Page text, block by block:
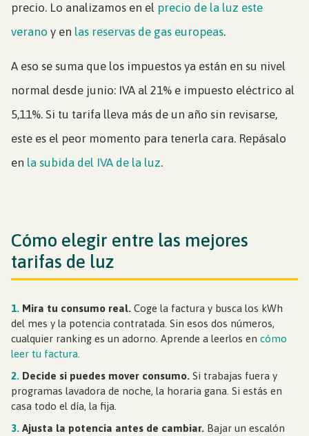
precio. Lo analizamos en el precio de la luz este
verano y en las reservas de gas europeas.
A eso se suma que los impuestos ya están en su nivel
normal desde junio: IVA al 21% e impuesto eléctrico al
5,11%. Si tu tarifa lleva más de un año sin revisarse,
este es el peor momento para tenerla cara. Repásalo
en la subida del IVA de la luz.
Cómo elegir entre las mejores
tarifas de luz
1. Mira tu consumo real. Coge la factura y busca los kWh
del mes y la potencia contratada. Sin esos dos números,
cualquier ranking es un adorno. Aprende a leerlos en cómo
leer tu factura
2. Decide si puedes mover consumo. Si trabajas fuera y
programas lavadora de noche, la horaria gana. Si estás en
casa todo el día, la fija.
3. Ajusta la potencia antes de cambiar. Bajar un escalón